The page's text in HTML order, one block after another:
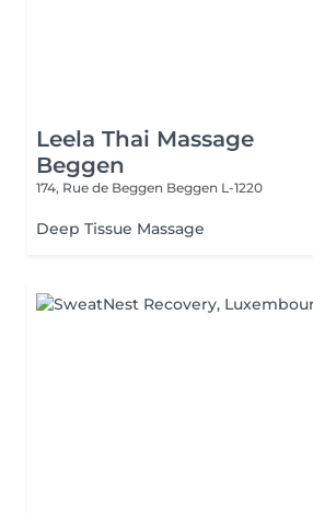
Leela Thai Massage
Beggen
174, Rue de Beggen Beggen L-1220
Deep Tissue Massage